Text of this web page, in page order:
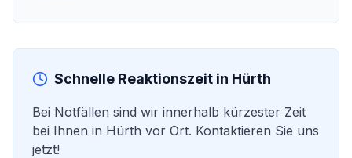
Schnelle Reaktionszeit in Hürth
Bei Notfällen sind wir innerhalb kürzester Zeit
bei Ihnen in Hürth vor Ort. Kontaktieren Sie uns
jetzt!